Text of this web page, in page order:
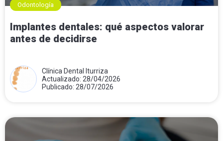
Odontología
Implantes dentales: qué aspectos valorar
antes de decidirse
Clínica Dental Iturriza
Actualizado: 28/04/2026
Publicado: 28/07/2026